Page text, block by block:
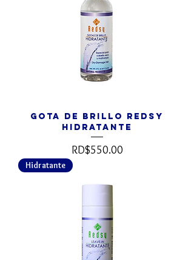
Gota de Brillo REDSY
Hidratante
Precio
RD$550.00
Hidratante